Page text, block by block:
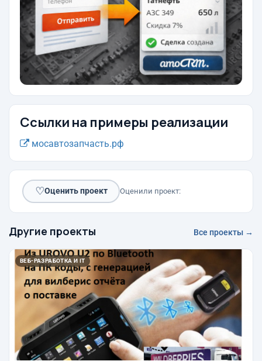
Ссылки на примеры реализации
мосавтозапчасть.рф
♡Оценить проект Оценили проект:
Другие проекты Все проекты →
ВЕБ-РАЗРАБОТКА И IT